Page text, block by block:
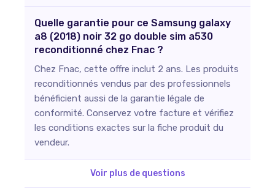
Quelle garantie pour ce Samsung galaxy
a8 (2018) noir 32 go double sim a530
reconditionné chez Fnac ?
Chez Fnac, cette offre inclut 2 ans. Les produits
reconditionnés vendus par des professionnels
bénéficient aussi de la garantie légale de
conformité. Conservez votre facture et vérifiez
les conditions exactes sur la fiche produit du
vendeur.
Voir plus de questions